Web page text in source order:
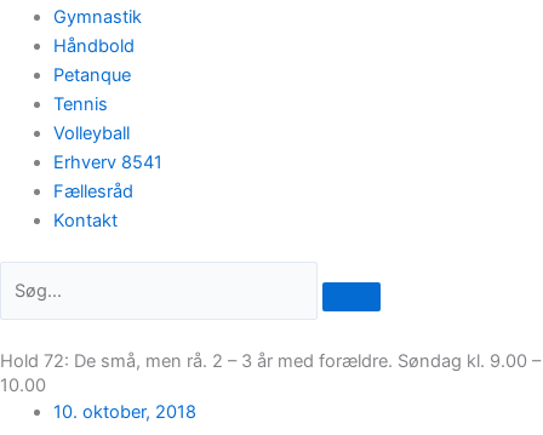
Gymnastik
Håndbold
Petanque
Tennis
Volleyball
Erhverv 8541
Fællesråd
Kontakt
Hold 72: De små, men rå. 2 – 3 år med forældre. Søndag kl. 9.00 –
10.00
10. oktober, 2018